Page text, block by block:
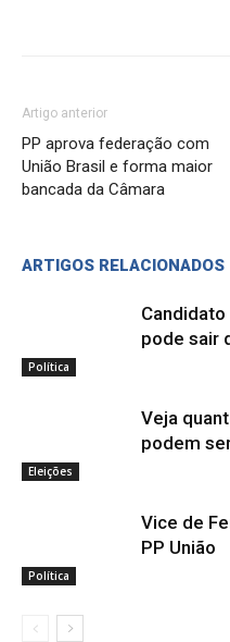
Artigo anterior
PP aprova federação com
União Brasil e forma maior
bancada da Câmara
ARTIGOS RELACIONADOS
Política
pode sair
Eleições
Veja
podem
Política
Vice de
PP União